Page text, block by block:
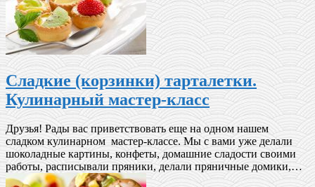
Сладкие (корзинки) тарталетки.
Кулинарный мастер-класс
Друзья! Рады вас приветствовать еще на одном нашем
сладком кулинарном мастер-классе. Мы с вами уже делали
шоколадные картины, конфеты, домашние сладости своими
работы, расписывали пряники, делали пряничные домики,…